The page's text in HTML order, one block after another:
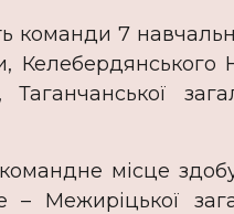
7
Келебердянського
місце